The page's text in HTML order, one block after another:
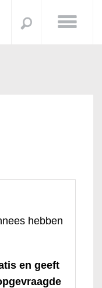
hebben
en geeft